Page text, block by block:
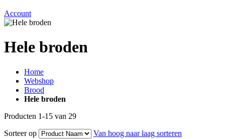
Account
Hele broden
Home
Webshop
Brood
Hele broden
Producten 1-15 van 29
Sorteer op
Van hoog naar laag sorteren